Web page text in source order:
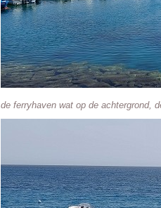
de ferryhaven wat op de achtergrond,